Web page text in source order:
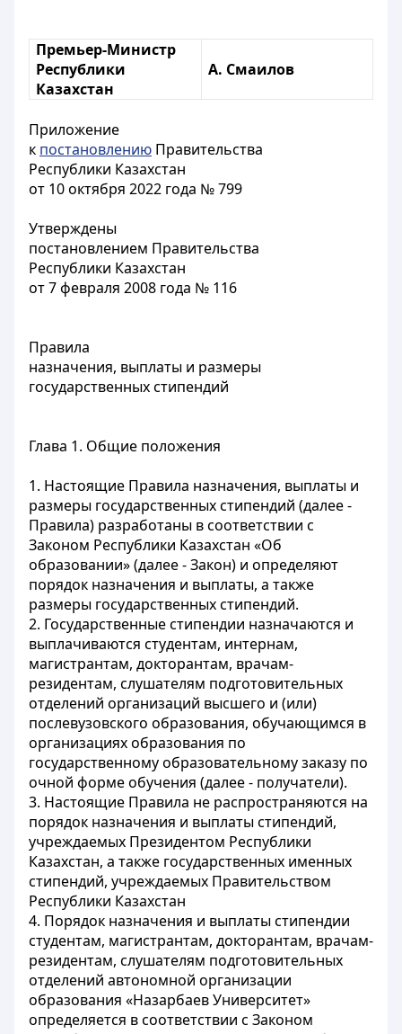
Премьер-Министр
Республики
Казахстан
А. Смаилов
Приложение
к постановлению Правительства
Республики Казахстан
от 10 октября 2022 года № 799
Утверждены
постановлением Правительства
Республики Казахстан
от 7 февраля 2008 года № 116
Правила
назначения, выплаты и размеры
государственных стипендий
Глава 1. Общие положения
1. Настоящие Правила назначения, выплаты и
размеры государственных стипендий (далее -
Правила) разработаны в соответствии с
Законом Республики Казахстан «Об
образовании» (далее - Закон) и определяют
порядок назначения и выплаты, а также
размеры государственных стипендий.
2. Государственные стипендии назначаются и
выплачиваются студентам, интернам,
магистрантам, докторантам, врачам-
резидентам, слушателям подготовительных
отделений организаций высшего и (или)
послевузовского образования, обучающимся в
организациях образования по
государственному образовательному заказу по
очной форме обучения (далее - получатели).
3. Настоящие Правила не распространяются на
порядок назначения и выплаты стипендий,
учреждаемых Президентом Республики
Казахстан, а также государственных именных
стипендий, учреждаемых Правительством
Республики Казахстан
4. Порядок назначения и выплаты стипендии
студентам, магистрантам, докторантам, врачам-
резидентам, слушателям подготовительных
отделений автономной организации
образования «Назарбаев Университет»
определяется в соответствии с Законом